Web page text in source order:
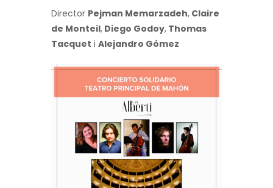
Director Pejman Memarzadeh, Claire
de Monteil, Diego Godoy, Thomas
Tacquet i Alejandro Gómez